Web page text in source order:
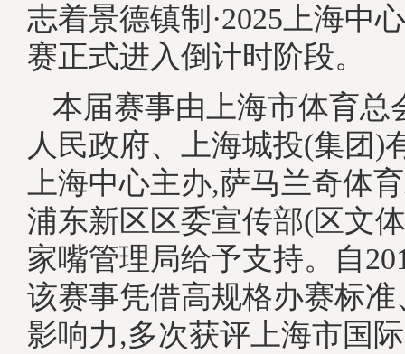
志着景德镇制·2025上海中
赛正式进入倒计时阶段。
本届赛事由上海市体育总
人民政府、上海城投(集团)
上海中心主办,萨马兰奇体
浦东新区区委宣传部(区文
家嘴管理局给予支持。自
该赛事凭借高规格办赛标
影响力,多次获评上海市国